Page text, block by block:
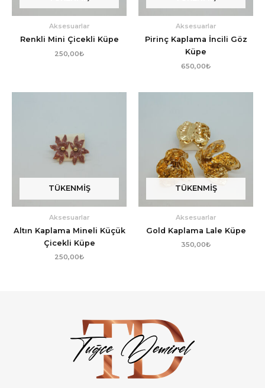
Aksesuarlar
Renkli Mini Çicekli Küpe
250,00₺
Aksesuarlar
Pirinç Kaplama İncili Göz
Küpe
650,00₺
TÜKENMIŞ
Aksesuarlar
Altın Kaplama Mineli Küçük
Çicekli Küpe
250,00₺
TÜKENMIŞ
Aksesuarlar
Gold Kaplama Lale Küpe
350,00₺